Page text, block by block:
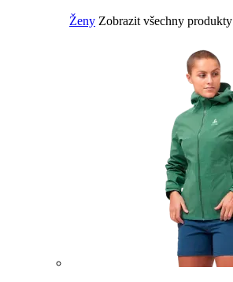
Ženy Zobrazit všechny produkty